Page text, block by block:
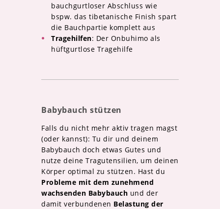
bauchgurtloser Abschluss wie
bspw. das tibetanische Finish spart
die Bauchpartie komplett aus
Tragehilfen: Der Onbuhimo als
hüftgurtlose Tragehilfe
Babybauch stützen
Falls du nicht mehr aktiv tragen magst
(oder kannst): Tu dir und deinem
Babybauch doch etwas Gutes und
nutze deine Tragutensilien, um deinen
Körper optimal zu stützen. Hast du
Probleme mit dem zunehmend
wachsenden Babybauch und der
damit verbundenen Belastung der